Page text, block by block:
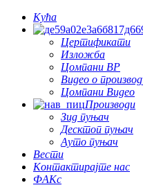
Кућа
Цертификати
Изложба
Цомпани ВР
Видео о
Цомпани Видео
Производи
Зид пуњач
Десктоп пуњач
Ауто пуњач
Вести
Контактирајте нас
ФАКс